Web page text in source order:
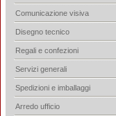
Comunicazione visiva
Disegno tecnico
Regali e confezioni
Servizi generali
Spedizioni e imballaggi
Arredo ufficio